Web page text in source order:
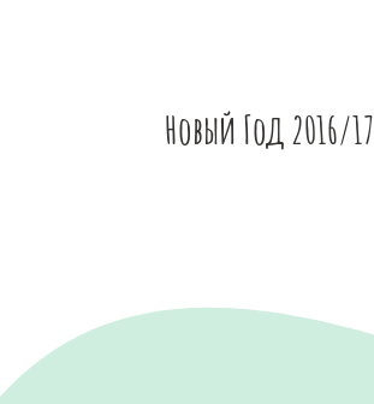
Новый Год 2016/17